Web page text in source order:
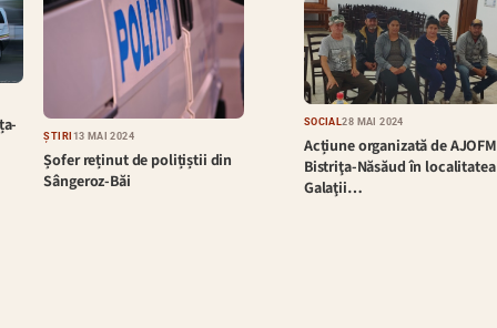
ȘTIRI 13 MAI 2024
Șofer reținut de polițiștii din
Sângeroz-Băi
SOCIAL28 MAI 2024
Acțiune organizată de AJOFM
Bistriţa-Năsăud în localitatea
Galaţii…